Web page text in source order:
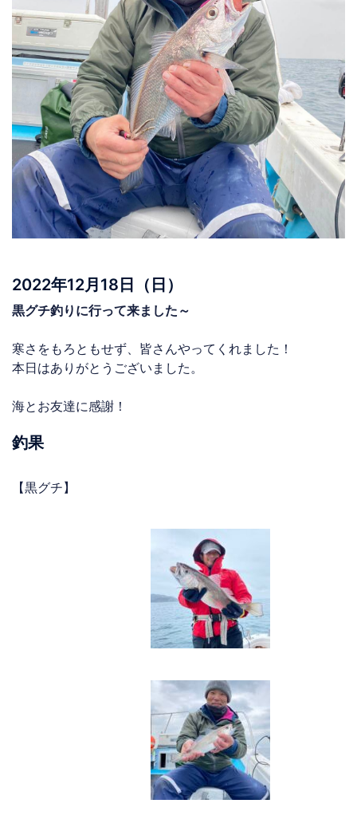
2022年12月18日（日）
黒グチ釣りに行って来ました～
寒さをもろともせず、皆さんやってくれました！
本日はありがとうございました。
海とお友達に感謝！
釣果
【黒グチ】